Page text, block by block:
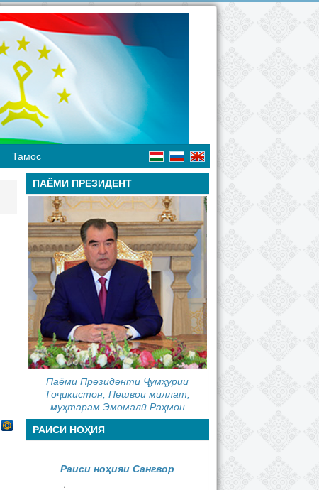
Тамос
ПАЁМИ ПРЕЗИДЕНТ
Паёми Президенти Ҷумҳурии
Тоҷикистон, Пешвои миллат,
муҳтарам Эмомалӣ Раҳмон
РАИСИ НОҲИЯ
Раиси ноҳияи Сангвор
,